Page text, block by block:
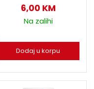
6,00 KM
Na zalihi
Dodaj u korpu